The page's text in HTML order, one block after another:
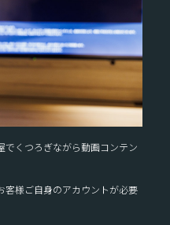
くつろぎながら動画コンテン
様ご自身のアカウントが必要